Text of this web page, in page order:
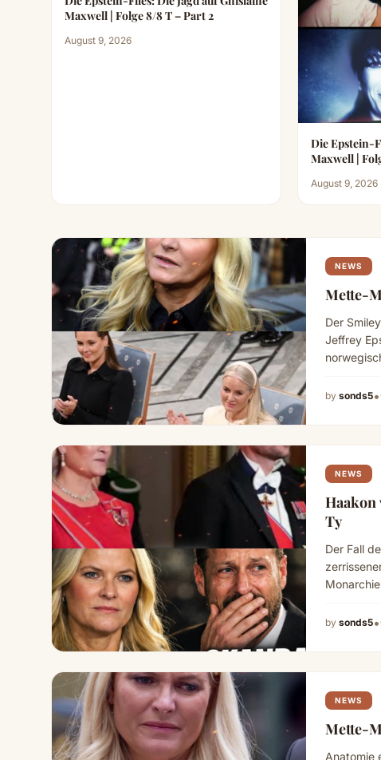
Maxwell | Folge 8/8 T – Part 2
August 9, 2026
Die Epstein-
August 9, 2026
NEWS
Mette-
Der
Jeffrey
bysonds5•
NEWS
Ty
Der Fall
bysonds5•
NEWS
Mette-
Anatomie